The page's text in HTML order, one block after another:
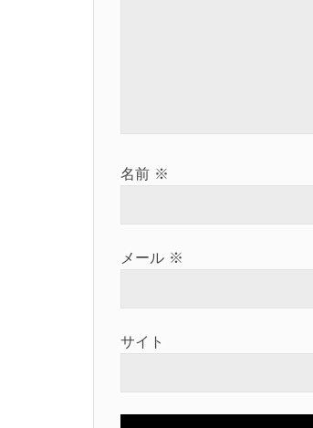
名前 ※
メール ※
サイト